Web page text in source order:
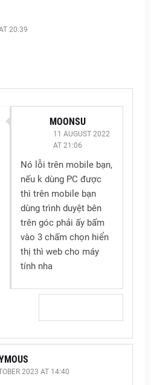
20:39
MOONSU
11 AUGUST 2022
AT 21:06
Nó lỗi trên mobile bạn,
nếu k dùng PC được
thì trên mobile bạn
dùng trình duyệt bên
trên góc phải ấy bấm
vào 3 chấm chọn hiển
thị thì web cho máy
tính nha
2023 AT 14:40